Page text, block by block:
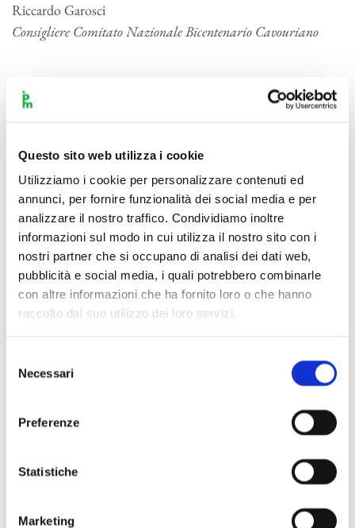
Questo sito web utilizza i cookie
Utilizziamo i cookie per personalizzare contenuti ed
annunci, per fornire funzionalità dei social media e per
analizzare il nostro traffico. Condividiamo inoltre
informazioni sul modo in cui utilizza il nostro sito con i
nostri partner che si occupano di analisi dei dati web,
pubblicità e social media, i quali potrebbero combinarle
con altre informazioni che ha fornito loro o che hanno
raccolto dal suo utilizzo dei loro servizi.
delNecessari
Preferenze
Statistiche
Marketing
Riccardo Garosci
Consigliere Comitato Nazionale Bicentenario Cavouriano
INTERMEZZI
Con la partecipazione di Leonardo De Colle
Regia di Emilano Bronzino
Piccolo Teatro di Milano
Testi a cura di Rosanna Roccia
Commissione Nazionale Cavouriana
Musiche
Orchestra I Pomeriggi Musicali, Milano
Presidente Fondazione I Pomeriggi Musicali, Milano